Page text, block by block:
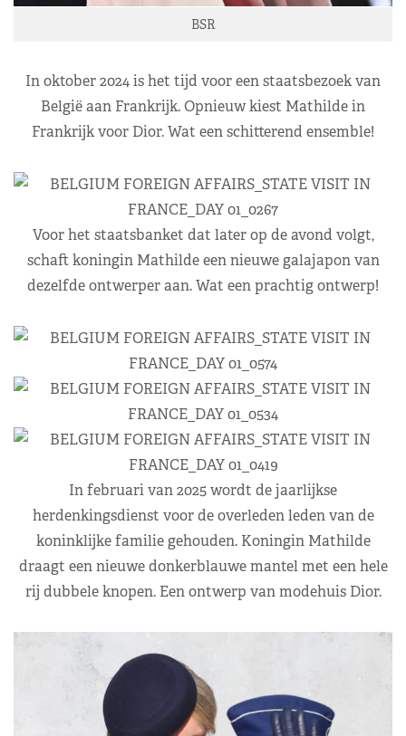
BSR
In oktober 2024 is het tijd voor een staatsbezoek van
België aan Frankrijk. Opnieuw kiest Mathilde in
Frankrijk voor Dior. Wat een schitterend ensemble!
Voor het staatsbanket dat later op de avond volgt,
schaft koningin Mathilde een nieuwe galajapon van
dezelfde ontwerper aan. Wat een prachtig ontwerp!
In februari van 2025 wordt de jaarlijkse
herdenkingsdienst voor de overleden leden van de
koninklijke familie gehouden. Koningin Mathilde
draagt een nieuwe donkerblauwe mantel met een hele
rij dubbele knopen. Een ontwerp van modehuis Dior.